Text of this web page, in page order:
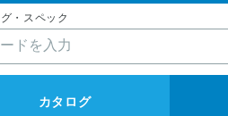
・スペック
カタログ